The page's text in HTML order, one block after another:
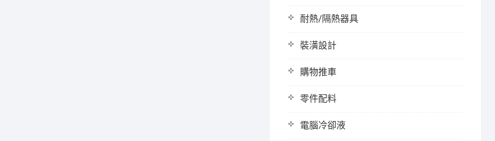
耐熱/隔熱器具
裝潢設計
購物推車
零件配料
電腦冷卻液